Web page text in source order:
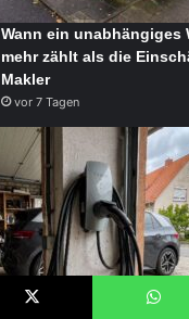
Wann ein unabhängiges
mehr zählt als die
Makler
vor 7 Tagen